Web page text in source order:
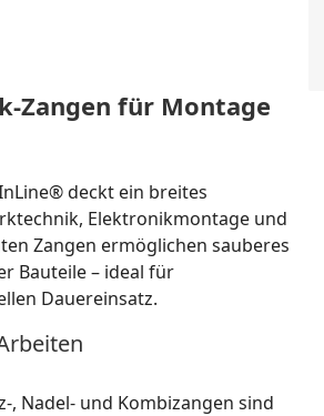
Zangen für Montage
deckt ein breites
Elektronikmontage und
Zangen ermöglichen sauberes
Bauteile – ideal für
Dauereinsatz.
, Nadel- und Kombizangen sind